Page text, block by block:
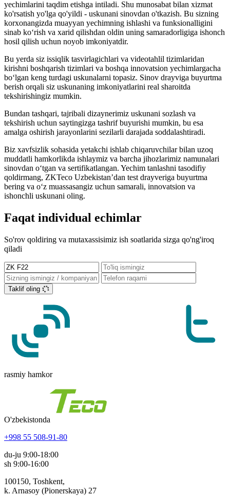
yechimlarini taqdim etishga intiladi. Shu munosabat bilan xizmat
ko'rsatish yo'lga qo'yildi - uskunani sinovdan o'tkazish. Bu sizning
korxonangizda muayyan yechimning ishlashi va funksionalligini
sinab ko‘rish va xarid qilishdan oldin uning samaradorligiga ishonch
hosil qilish uchun noyob imkoniyatdir.
Bu yerda siz issiqlik tasvirlagichlari va videotahlil tizimlaridan
kirishni boshqarish tizimlari va boshqa innovatsion yechimlargacha
bo‘lgan keng turdagi uskunalarni topasiz. Sinov drayviga buyurtma
berish orqali siz uskunaning imkoniyatlarini real sharoitda
tekshirishingiz mumkin.
Bundan tashqari, tajribali dizaynerimiz uskunani sozlash va
tekshirish uchun saytingizga tashrif buyurishi mumkin, bu esa
amalga oshirish jarayonlarini sezilarli darajada soddalashtiradi.
Biz xavfsizlik sohasida yetakchi ishlab chiqaruvchilar bilan uzoq
muddatli hamkorlikda ishlaymiz va barcha jihozlarimiz namunalari
sinovdan o‘tgan va sertifikatlangan. Yechim tanlashni tasodifiy
qoldirmang, ZKTeco Uzbekistan’dan test drayveriga buyurtma
bering va o‘z muassasangiz uchun samarali, innovatsion va
ishonchli uskunani oling.
Faqat individual echimlar
So'rov qoldiring va mutaxassisimiz ish soatlarida sizga qo'ng'iroq
qiladi
Taklif oling
rasmiy hamkor
O'zbekistonda
+998 55 508-91-80
du-ju 9:00-18:00
sh 9:00-16:00
100150, Toshkent,
k. Arnasoy (Pionerskaya) 27